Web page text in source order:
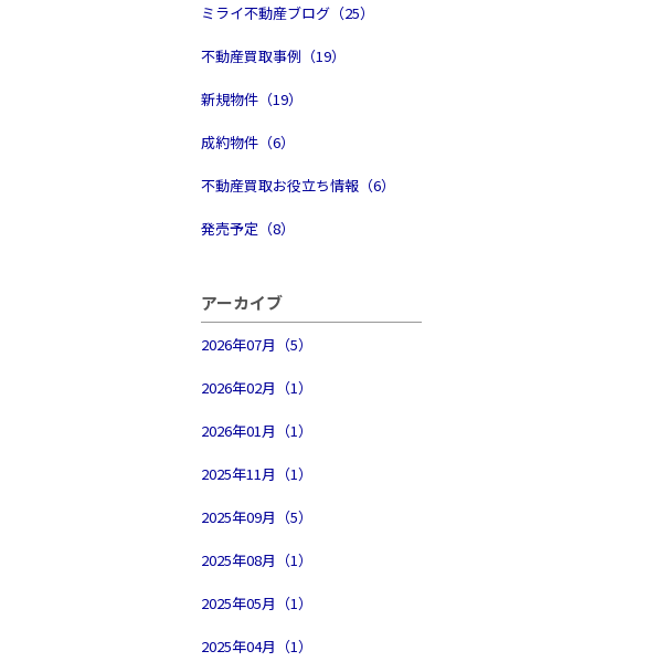
ミライ不動産ブログ（25）
不動産買取事例（19）
新規物件（19）
成約物件（6）
不動産買取お役立ち情報（6）
発売予定（8）
アーカイブ
2026年07月（5）
2026年02月（1）
2026年01月（1）
2025年11月（1）
2025年09月（5）
2025年08月（1）
2025年05月（1）
2025年04月（1）